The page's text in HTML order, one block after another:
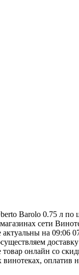
Barolo 0.75 л по
сети
на 09:06
онлайн со
оплатив